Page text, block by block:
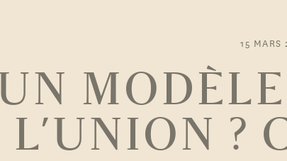
15 MARS
UN
L’UNION ?